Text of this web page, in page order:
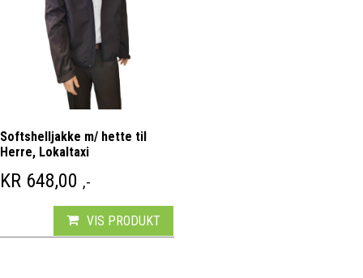
Softshelljakke m/ hette til
Herre, Lokaltaxi
KR 648,00 ,-
VIS PRODUKT